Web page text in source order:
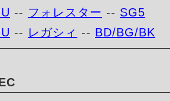
-- フォレスター -- SG5
-- レガシィ -- BD/BG/BK